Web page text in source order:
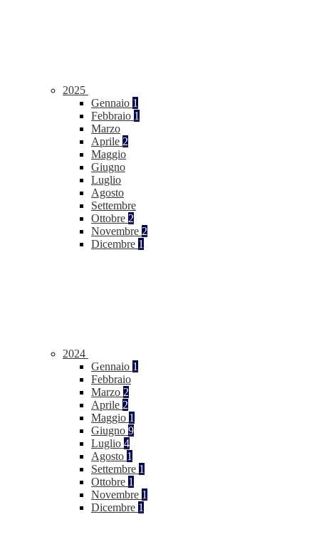
2025
Gennaio 1
Febbraio 1
Marzo
Aprile 2
Maggio
Giugno
Luglio
Agosto
Settembre
Ottobre 2
Novembre 2
Dicembre 1
2024
Gennaio 1
Febbraio
Marzo 2
Aprile 2
Maggio 1
Giugno 9
Luglio 4
Agosto 1
Settembre 1
Ottobre 1
Novembre 1
Dicembre 1